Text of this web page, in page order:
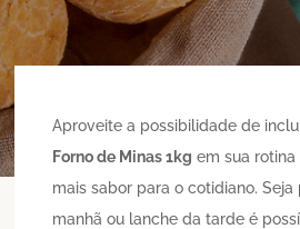
Aproveite a possibilidade de
Forno de Minas 1kg em sua
mais sabor para o cotidiano. Seja
manhã ou lanche da tarde é